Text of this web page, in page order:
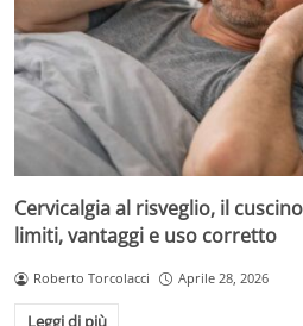
Cervicalgia al risveglio, il
limiti, vantaggi e uso corretto
Roberto Torcolacci Aprile 28, 2026
Leggi di più